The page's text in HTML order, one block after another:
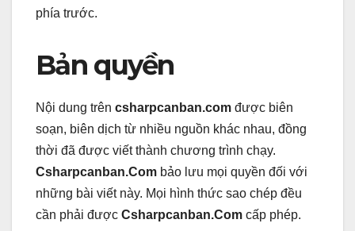
phía trước.
Bản quyền
Nội dung trên csharpcanban.com được biên
soạn, biên dịch từ nhiều nguồn khác nhau, đồng
thời đã được viết thành chương trình chạy.
Csharpcanban.Com bảo lưu mọi quyền đối với
những bài viết này. Mọi hình thức sao chép đều
cần phải được Csharpcanban.Com cấp phép.